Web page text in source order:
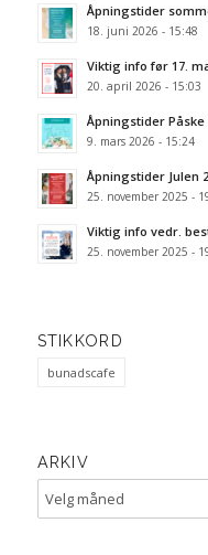
Åpningstider
18. juni 2026 - 15:48
Viktig info før 17.
20. april 2026 - 15:03
Åpningstider Påske
9. mars 2026 - 15:24
Åpningstider Julen
25. november 2025 -
Viktig info vedr.
25. november 2025 -
STIKKORD
bunadscafe
ARKIV